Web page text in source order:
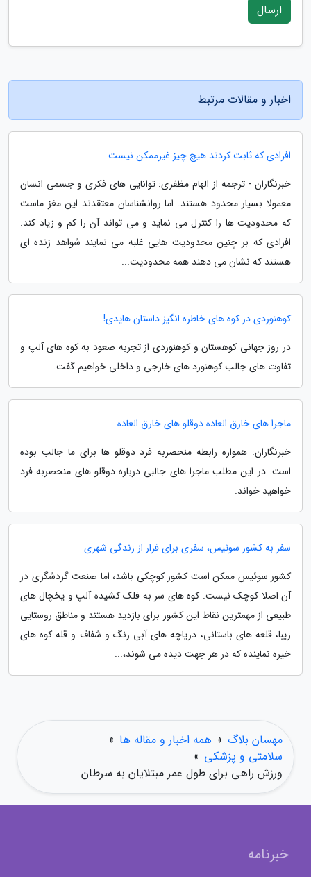
ارسال
اخبار و مقالات مرتبط
افرادی که ثابت کردند هیچ چیز غیرممکن نیست
خبرنگاران - ترجمه از الهام مظفری: توانایی های فکری و جسمی انسان
معمولا بسیار محدود هستند. اما روانشناسان معتقدند این مغز ماست
که محدودیت ها را کنترل می نماید و می تواند آن را کم و زیاد کند.
افرادی که بر چنین محدودیت هایی غلبه می نمایند شواهد زنده ای
هستند که نشان می دهند همه محدودیت...
کوهنوردی در کوه های خاطره انگیز داستان هایدی!
در روز جهانی کوهستان و کوهنوردی از تجربه صعود به کوه های آلپ و
تفاوت های جالب کوهنورد های خارجی و داخلی خواهیم گفت.
ماجرا های خارق العاده دوقلو های خارق العاده
خبرنگاران: همواره رابطه منحصربه فرد دوقلو ها برای ما جالب بوده
است. در این مطلب ماجرا های جالبی درباره دوقلو های منحصربه فرد
خواهید خواند.
سفر به کشور سوئیس، سفری برای فرار از زندگی شهری
کشور سوئیس ممکن است کشور کوچکی باشد، اما صنعت گردشگری در
آن اصلا کوچک نیست. کوه های سر به فلک کشیده آلپ و یخچال های
طبیعی از مهمترین نقاط این کشور برای بازدید هستند و مناطق روستایی
زیبا، قلعه های باستانی، دریاچه های آبی رنگ و شفاف و قله کوه های
خیره نماینده که در هر جهت دیده می شوند،...
مهسان بلاگ » همه اخبار و مقاله ها »
سلامتی و پزشکی »
ورزش راهی برای طول عمر مبتلایان به سرطان
خبرنامه